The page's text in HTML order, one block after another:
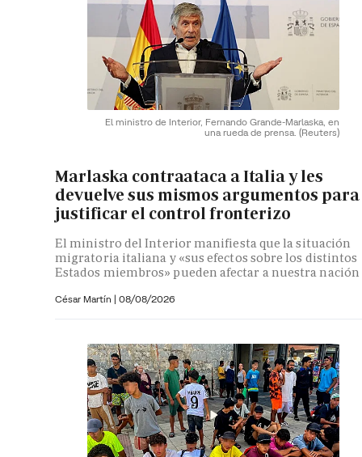
El ministro de Interior, Fernando Grande-Marlaska, en
una rueda de prensa. (Reuters)
Marlaska contraataca a Italia y les
devuelve sus mismos argumentos para
justificar el control fronterizo
El ministro del Interior manifiesta que la situación
migratoria italiana y «sus efectos sobre los distintos
Estados miembros» pueden afectar a nuestra nación
César Martín | 08/08/2026